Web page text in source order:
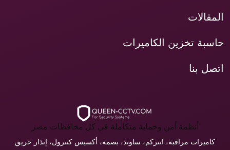
المقالات
حاسبة تخزين الكاميرات
اتصل بنا
أنظمة أمن وحماية متكاملة في كل محافظات مصر
كاميرات مراقبة، انتركم، ساوند، بصمة، أكسيس كنترول، إنذار حريق